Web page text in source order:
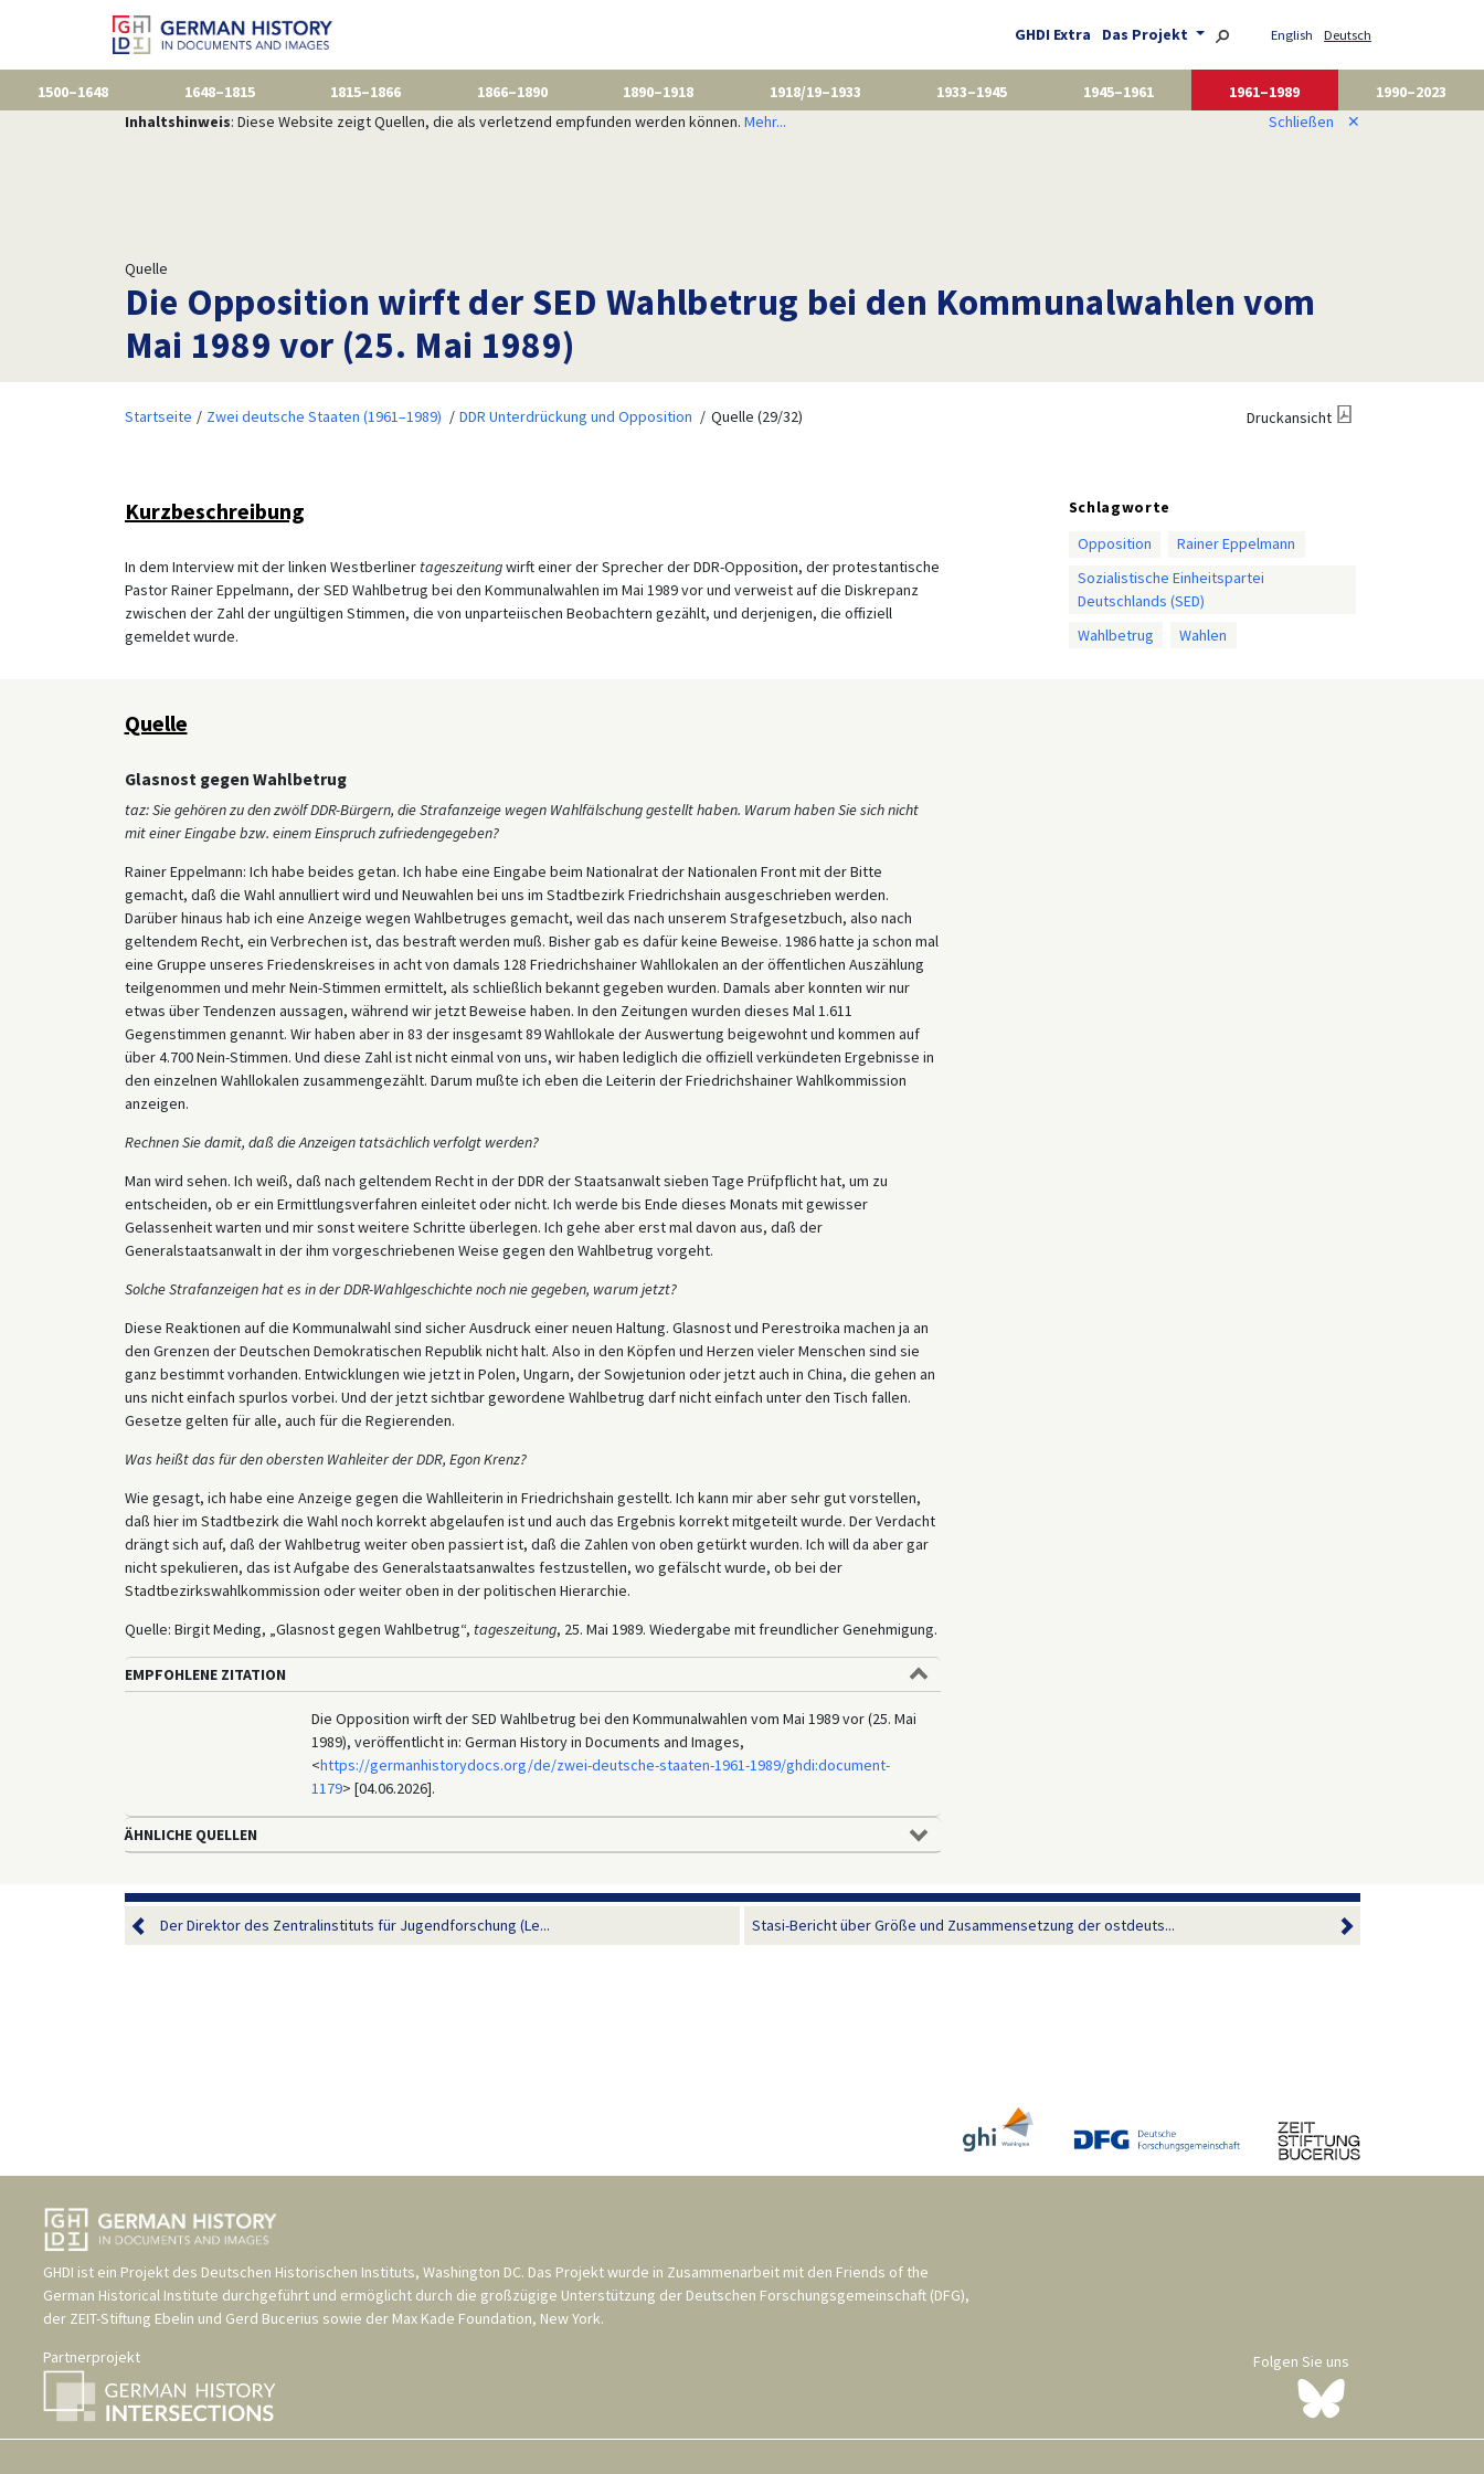
GHDI Extra Das Projekt English Deutsch
1500–1648 1648–1815 1815–1866 1866–1890 1890–1918 1918/19–1933 1933–1945 1945–1961 1961–1989
1990–2023
Inhaltshinweis: Diese Website zeigt Quellen, die als verletzend empfunden werden können. Mehr... Schließen ✕
Quelle
Die Opposition wirft der SED Wahlbetrug bei den Kommunalwahlen vom
Mai 1989 vor (25. Mai 1989)
Startseite Zwei deutsche Staaten (1961–1989) DDR Unterdrückung und Opposition Quelle (29/32) Druckansicht
Kurzbeschreibung
In dem Interview mit der linken Westberliner tageszeitungwirft einer der Sprecher der DDR-Opposition, der protestantische
Pastor Rainer Eppelmann, der SED Wahlbetrug bei den Kommunalwahlen im Mai 1989 vor und verweist auf die Diskrepanz
zwischen der Zahl der ungültigen Stimmen, die von unparteiischen Beobachtern gezählt, und derjenigen, die offiziell
gemeldet wurde.
Schlagworte
Opposition
Rainer Eppelmann
Sozialistische Einheitspartei
Deutschlands (SED)
Wahlbetrug
Wahlen
Quelle
Glasnost gegen Wahlbetrug
taz: Sie gehören zu den zwölf DDR-Bürgern, die Strafanzeige wegen Wahlfälschung gestellt haben. Warum haben Sie sich nicht
mit einer Eingabe bzw. einem Einspruch zufriedengegeben?
Rainer Eppelmann: Ich habe beides getan. Ich habe eine Eingabe beim Nationalrat der Nationalen Front mit der Bitte
gemacht, daß die Wahl annulliert wird und Neuwahlen bei uns im Stadtbezirk Friedrichshain ausgeschrieben werden.
Darüber hinaus hab ich eine Anzeige wegen Wahlbetruges gemacht, weil das nach unserem Strafgesetzbuch, also nach
geltendem Recht, ein Verbrechen ist, das bestraft werden muß. Bisher gab es dafür keine Beweise. 1986 hatte ja schon mal
eine Gruppe unseres Friedenskreises in acht von damals 128 Friedrichshainer Wahllokalen an der öffentlichen Auszählung
teilgenommen und mehr Nein-Stimmen ermittelt, als schließlich bekannt gegeben wurden. Damals aber konnten wir nur
etwas über Tendenzen aussagen, während wir jetzt Beweise haben. In den Zeitungen wurden dieses Mal 1.611
Gegenstimmen genannt. Wir haben aber in 83 der insgesamt 89 Wahllokale der Auswertung beigewohnt und kommen auf
über 4.700 Nein-Stimmen. Und diese Zahl ist nicht einmal von uns, wir haben lediglich die offiziell verkündeten Ergebnisse in
den einzelnen Wahllokalen zusammengezählt. Darum mußte ich eben die Leiterin der Friedrichshainer Wahlkommission
anzeigen.
Rechnen Sie damit, daß die Anzeigen tatsächlich verfolgt werden?
Man wird sehen. Ich weiß, daß nach geltendem Recht in der DDR der Staatsanwalt sieben Tage Prüfpflicht hat, um zu
entscheiden, ob er ein Ermittlungsverfahren einleitet oder nicht. Ich werde bis Ende dieses Monats mit gewisser
Gelassenheit warten und mir sonst weitere Schritte überlegen. Ich gehe aber erst mal davon aus, daß der
Generalstaatsanwalt in der ihm vorgeschriebenen Weise gegen den Wahlbetrug vorgeht.
Solche Strafanzeigen hat es in der DDR-Wahlgeschichte noch nie gegeben, warum jetzt?
Diese Reaktionen auf die Kommunalwahl sind sicher Ausdruck einer neuen Haltung. Glasnost und Perestroika machen ja an
den Grenzen der Deutschen Demokratischen Republik nicht halt. Also in den Köpfen und Herzen vieler Menschen sind sie
ganz bestimmt vorhanden. Entwicklungen wie jetzt in Polen, Ungarn, der Sowjetunion oder jetzt auch in China, die gehen an
uns nicht einfach spurlos vorbei. Und der jetzt sichtbar gewordene Wahlbetrug darf nicht einfach unter den Tisch fallen.
Gesetze gelten für alle, auch für die Regierenden.
Was heißt das für den obersten Wahleiter der DDR, Egon Krenz?
Wie gesagt, ich habe eine Anzeige gegen die Wahlleiterin in Friedrichshain gestellt. Ich kann mir aber sehr gut vorstellen,
daß hier im Stadtbezirk die Wahl noch korrekt abgelaufen ist und auch das Ergebnis korrekt mitgeteilt wurde. Der Verdacht
drängt sich auf, daß der Wahlbetrug weiter oben passiert ist, daß die Zahlen von oben getürkt wurden. Ich will da aber gar
nicht spekulieren, das ist Aufgabe des Generalstaatsanwaltes festzustellen, wo gefälscht wurde, ob bei der
Stadtbezirkswahlkommission oder weiter oben in der politischen Hierarchie.
Quelle: Birgit Meding, „Glasnost gegen Wahlbetrug“, tageszeitung, 25. Mai 1989. Wiedergabe mit freundlicher Genehmigung.
EMPFOHLENE ZITATION
Die Opposition wirft der SED Wahlbetrug bei den Kommunalwahlen vom Mai 1989 vor (25. Mai
1989), veröffentlicht in: German History in Documents and Images,
<https://germanhistorydocs.org/de/zwei-deutsche-staaten-1961-1989/ghdi:document-
1179> [04.06.2026].
ÄHNLICHE QUELLEN
Der Direktor des Zentralinstituts für Jugendforschung (Le... Stasi-Bericht über Größe und Zusammensetzung der ostdeuts...
GHDI ist ein Projekt des Deutschen Historischen Instituts, Washington DC. Das Projekt wurde in Zusammenarbeit mit den Friends of the
German Historical Institute durchgeführt und ermöglicht durch die großzügige Unterstützung der Deutschen Forschungsgemeinschaft (DFG),
der ZEIT-Stiftung Ebelin und Gerd Bucerius sowie der Max Kade Foundation, New York.
Partnerprojekt
Folgen Sie uns